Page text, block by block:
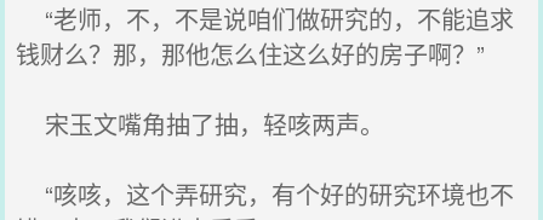
“老师，不，不是说咱们做研究的，不能追求
钱财么？那，那他怎么住这么好的房子啊？”
宋玉文嘴角抽了抽，轻咳两声。
“咳咳，这个弄研究，有个好的研究环境也不